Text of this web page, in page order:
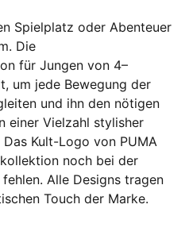
Spielplatz oder Abenteuer
Die
für Jungen von 4–
um jede Bewegung der
und ihn den nötigen
einer Vielzahl stylisher
Kult-Logo von PUMA
noch bei der
Alle Designs tragen
Touch der Marke.